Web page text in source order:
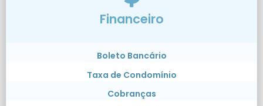
Financeiro
Boleto Bancário
Taxa de Condomínio
Cobranças